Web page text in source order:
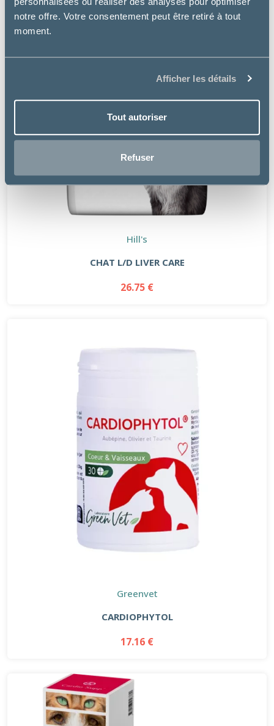
notre offre. Votre consentement peut être retiré à tout
moment.
Afficher les détails
Tout autoriser
Refuser
Hill's
CHAT L/D LIVER CARE
26.75 €
Greenvet
CARDIOPHYTOL
17.16 €